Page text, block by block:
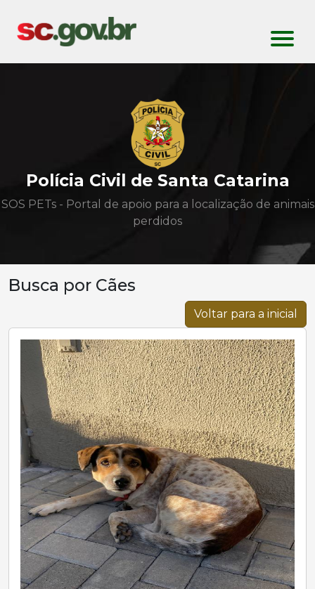
Polícia Civil de Santa Catarina
SOS PETs - Portal de apoio para a localização de animais
perdidos
Busca por Cães
Voltar para a inicial